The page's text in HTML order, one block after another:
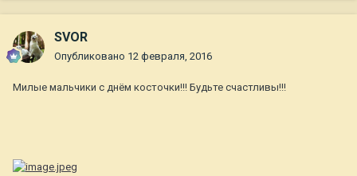
SVOR
Опубликовано 12 февраля, 2016
Милые мальчики с днём косточки!!! Будьте счастливы!!!